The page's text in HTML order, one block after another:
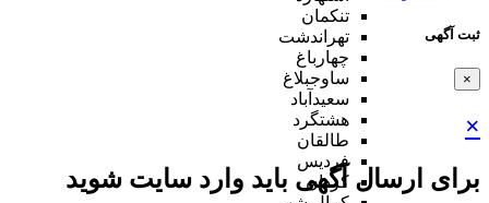
ثبت آگهی
×
×
برای ارسال آگهی باید وارد سایت شوید
تنکمان
تهراندشت
چهارباغ
ساوجبلاغ
سعیدآباد
هشتگرد
طالقان
فردیس
کردان